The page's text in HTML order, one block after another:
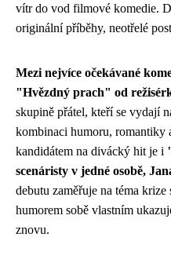
vítr do vod filmové komedie.
originální příběhy, neotřelé
Mezi nejvíce očekávané
"Hvězdný prach" od
skupině přátel, kteří se vydají
kombinaci humoru, romantiky
kandidátem na divácký hit je i
scenáristy v jedné osobě,
debutu zaměřuje na téma
humorem sobě vlastním
znovu.